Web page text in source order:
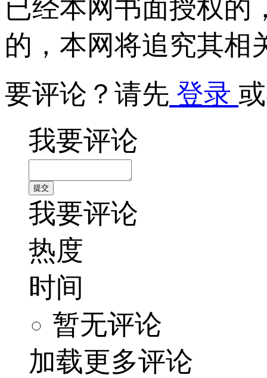
已经本网书面授权的
的，本网将追究其相
要评论？请先 登录
我要评论
我要评论
热度
时间
暂无评论
加载更多评论